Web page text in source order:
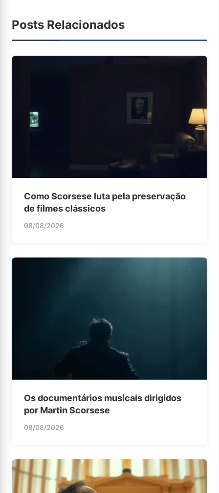
Posts Relacionados
Como Scorsese luta pela preservação
de filmes clássicos
08/08/2026
Os documentários musicais dirigidos
por Martin Scorsese
08/08/2026